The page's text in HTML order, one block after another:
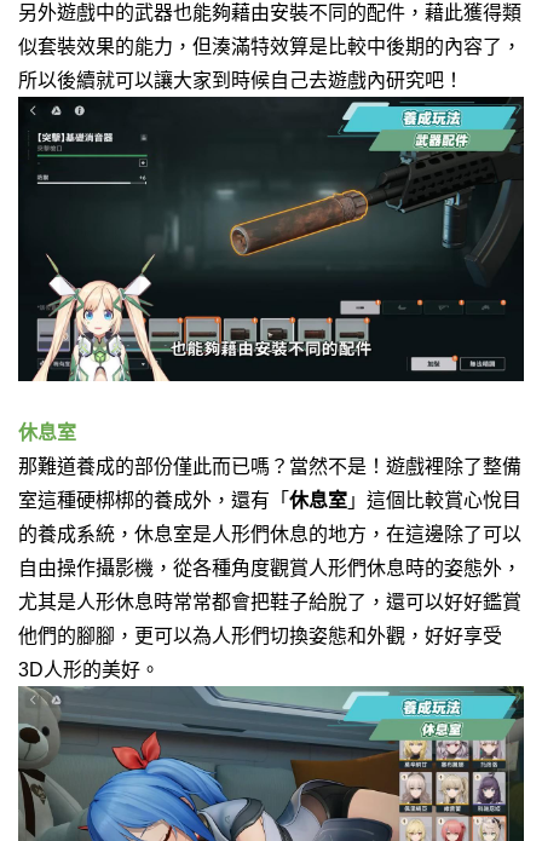
另外遊戲中的武器也能夠藉由安裝不同的配件， 藉此獲得類
似套裝效果的能力，但湊滿特效算是比較中後期的內容了，
所以後續就可以讓大家到時候自己去遊戲內研究吧！
休息室
那難道養成的部份僅此而已嗎？當然不是！遊戲裡除了整備
室這種硬梆梆的養成外， 還有「 休息室 」這個比較賞心悅目
的養成系統， 休息室是人形們休息的地方， 在這邊除了可以
自由操作攝影機， 從各種角度觀賞人形們休息時的姿態外，
尤其是人形休息時常常都會把鞋子給脫了，還可以好好鑑賞
他們的腳腳， 更可以為人形們切換姿態和外觀， 好好享受
3D人形的美好。